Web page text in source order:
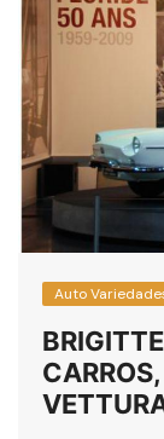
Auto